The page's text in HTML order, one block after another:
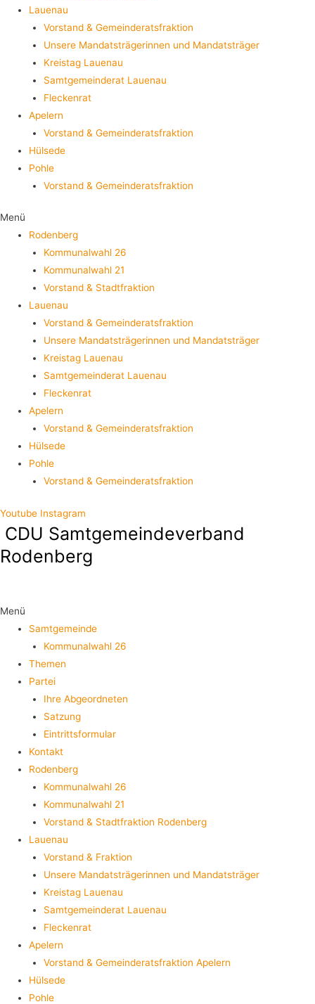
Lauenau
Vorstand & Gemeinderatsfraktion
Unsere Mandatsträgerinnen und Mandatsträger
Kreistag Lauenau
Samtgemeinderat Lauenau
Fleckenrat
Apelern
Vorstand & Gemeinderatsfraktion
Hülsede
Pohle
Vorstand & Gemeinderatsfraktion
Menü
Rodenberg
Kommunalwahl 26
Kommunalwahl 21
Vorstand & Stadtfraktion
Lauenau
Vorstand & Gemeinderatsfraktion
Unsere Mandatsträgerinnen und Mandatsträger
Kreistag Lauenau
Samtgemeinderat Lauenau
Fleckenrat
Apelern
Vorstand & Gemeinderatsfraktion
Hülsede
Pohle
Vorstand & Gemeinderatsfraktion
Youtube Instagram
CDU Samtgemeindeverband
Rodenberg
Menü
Samtgemeinde
Kommunalwahl 26
Themen
Partei
Ihre Abgeordneten
Satzung
Eintrittsformular
Kontakt
Rodenberg
Kommunalwahl 26
Kommunalwahl 21
Vorstand & Stadtfraktion Rodenberg
Lauenau
Vorstand & Fraktion
Unsere Mandatsträgerinnen und Mandatsträger
Kreistag Lauenau
Samtgemeinderat Lauenau
Fleckenrat
Apelern
Vorstand & Gemeinderatsfraktion Apelern
Hülsede
Pohle